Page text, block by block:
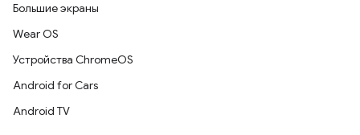
Большие экраны
Wear OS
Устройства ChromeOS
Android for Cars
Android TV